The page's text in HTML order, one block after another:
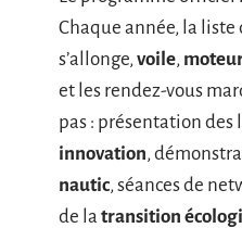
Chaque année, la liste
s’allonge,voile,
et les rendez-vous
pas : présentation des
innovation,
nautic, séances de
de la transition